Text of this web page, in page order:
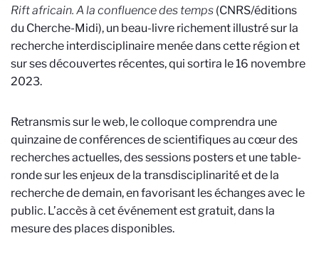
Rift africain. A la confluence des temps (CNRS/éditions
du Cherche-Midi), un beau-livre richement illustré sur la
recherche interdisciplinaire menée dans cette région et
sur ses découvertes récentes, qui sortira le 16 novembre
2023.
Retransmis sur le web, le colloque comprendra une
quinzaine de conférences de scientifiques au cœur des
recherches actuelles, des sessions posters et une table-
ronde sur les enjeux de la transdisciplinarité et de la
recherche de demain, en favorisant les échanges avec le
public. L’accès à cet événement est gratuit, dans la
mesure des places disponibles.